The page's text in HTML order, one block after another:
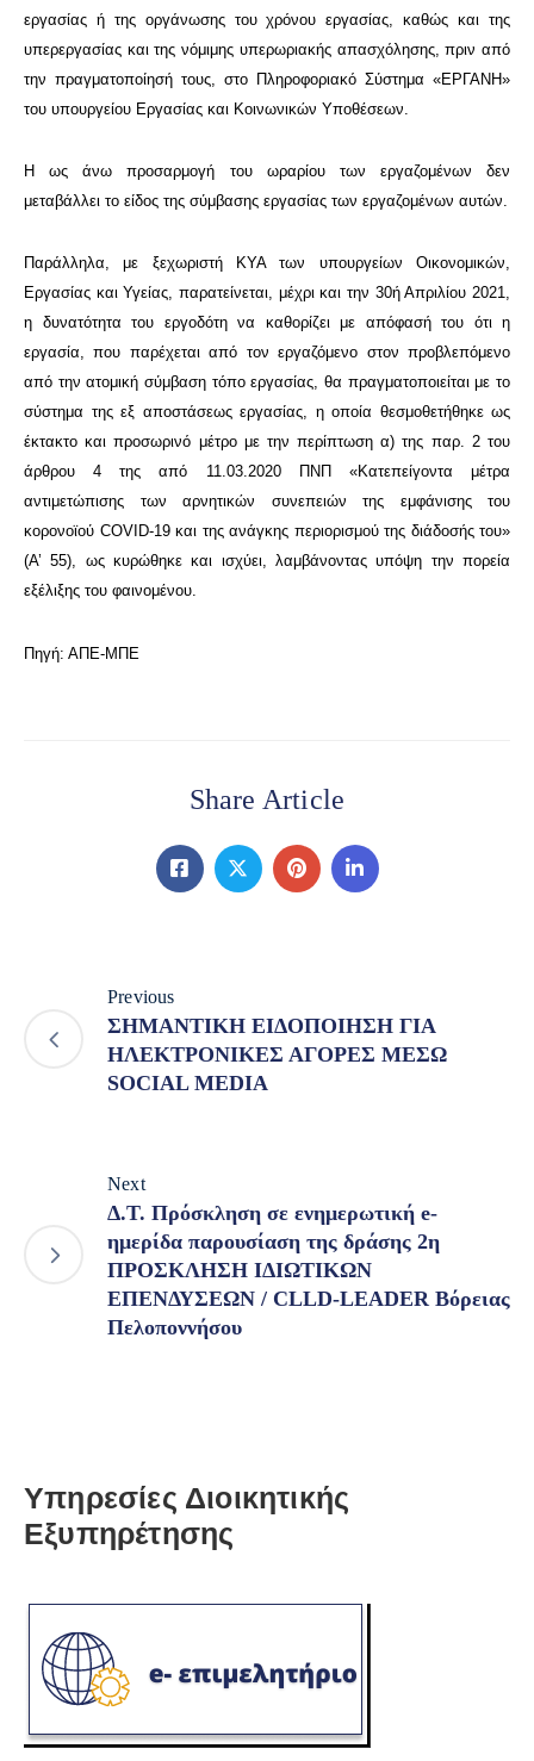
εργασίας ή της οργάνωσης του χρόνου εργασίας, καθώς και της
υπερεργασίας και της νόμιμης υπερωριακής απασχόλησης, πριν από
την πραγματοποίησή τους, στο Πληροφοριακό Σύστημα «ΕΡΓΑΝΗ»
του υπουργείου Εργασίας και Κοινωνικών Υποθέσεων.
Η ως άνω προσαρμογή του ωραρίου των εργαζομένων δεν
μεταβάλλει το είδος της σύμβασης εργασίας των εργαζομένων αυτών.
Παράλληλα, με ξεχωριστή ΚΥΑ των υπουργείων Οικονομικών,
Εργασίας και Υγείας, παρατείνεται, μέχρι και την 30ή Απριλίου 2021,
η δυνατότητα του εργοδότη να καθορίζει με απόφασή του ότι η
εργασία, που παρέχεται από τον εργαζόμενο στον προβλεπόμενο
από την ατομική σύμβαση τόπο εργασίας, θα πραγματοποιείται με το
σύστημα της εξ αποστάσεως εργασίας, η οποία θεσμοθετήθηκε ως
έκτακτο και προσωρινό μέτρο με την περίπτωση α) της παρ. 2 του
άρθρου 4 της από 11.03.2020 ΠΝΠ «Κατεπείγοντα μέτρα
αντιμετώπισης των αρνητικών συνεπειών της εμφάνισης του
κορονοϊού COVID-19 και της ανάγκης περιορισμού της διάδοσής του»
(Α’ 55), ως κυρώθηκε και ισχύει, λαμβάνοντας υπόψη την πορεία
εξέλιξης του φαινομένου.
Πηγή: ΑΠΕ-ΜΠΕ
Share Article
Previous
ΣΗΜΑΝΤΙΚΗ ΕΙΔΟΠΟΙΗΣΗ ΓΙΑ
ΗΛΕΚΤΡΟΝΙΚΕΣ ΑΓΟΡΕΣ ΜΕΣΩ
SOCIAL MEDIA
Next
Δ.Τ. Πρόσκληση σε ενημερωτική e-
ημερίδα παρουσίαση της δράσης 2η
ΠΡΟΣΚΛΗΣΗ ΙΔΙΩΤΙΚΩΝ
ΕΠΕΝΔΥΣΕΩΝ / CLLD-LEADER Βόρειας
Πελοποννήσου
Υπηρεσίες Διοικητικής
Εξυπηρέτησης